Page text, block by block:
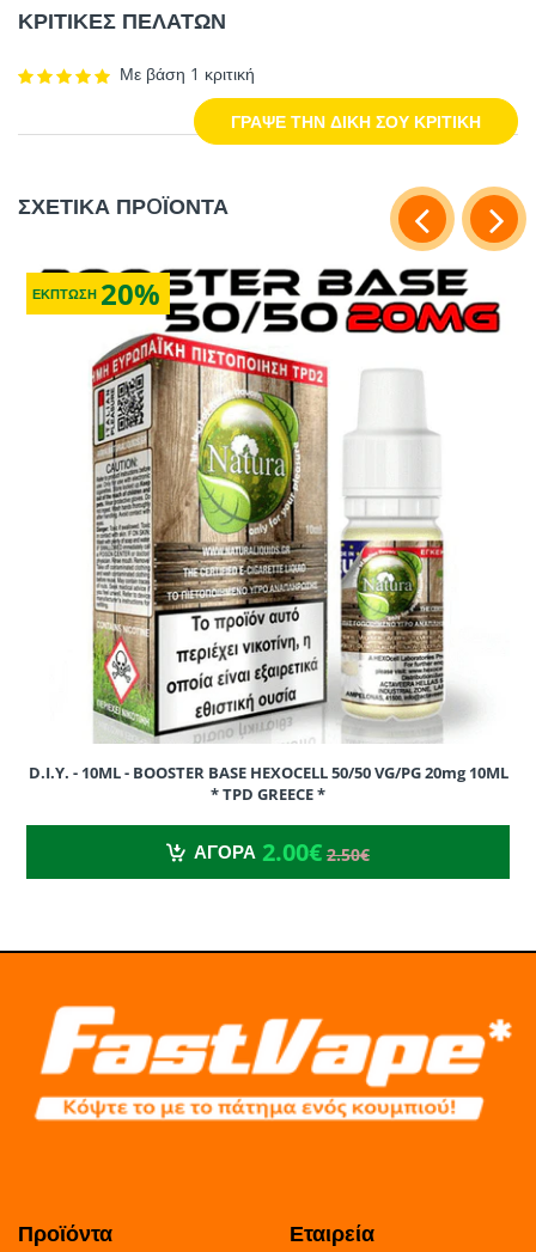
ΚΡΙΤΙΚΕΣ ΠΕΛΑΤΩΝ
Με βάση 1 κριτική
ΓΡΑΨΕ ΤΗΝ ΔΙΚΗ ΣΟΥ ΚΡΙΤΙΚΗ
ΣΧΕΤΙΚΑ ΠΡOΪΟΝΤΑ
ΕΚΠΤΩΣΗ 20%
D.I.Y. - 10ML - BOOSTER BASE HEXOCELL 50/50 VG/PG 20mg 10ML
* TPD GREECE *
ΑΓΟΡΑ 2.00€ 2.50€
Προϊόντα Εταιρεία